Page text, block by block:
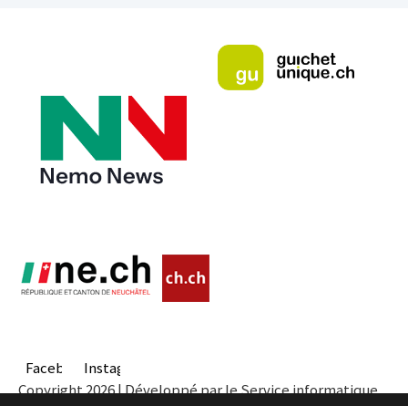
FacebookInstagram
Copyright 2026 | Développé par le Service informatique